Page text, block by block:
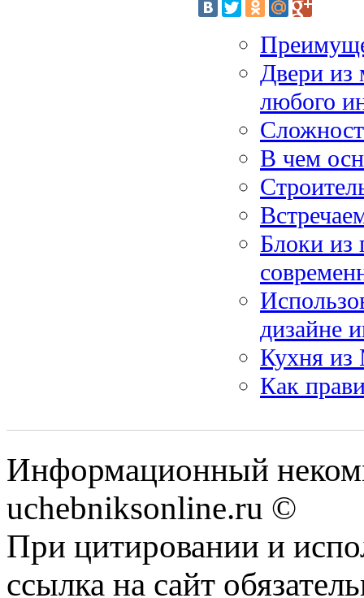
Двери из
любого
В чем
Блоки из
дизайне
Кухня
Как
Информационный
uchebniksonline.ru ©
При цитировании и
ссылка на сайт